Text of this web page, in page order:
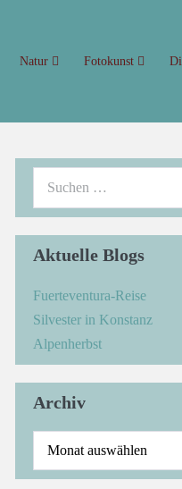
Natur Fotokunst
Aktuelle Blogs
Fuerteventura-Reise
Silvester in Konstanz
Alpenherbst
Archiv